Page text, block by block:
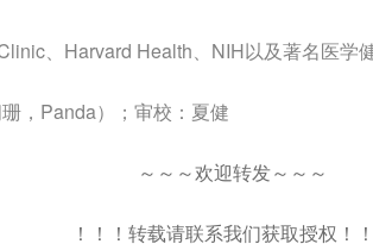
、Harvard Health、NIH以及著名医学
，Panda）；审校：夏健
～～～欢迎转发～～～
！！！转载请联系我们获取授权！！